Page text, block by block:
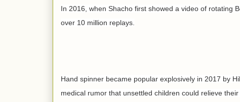
In 2016, when Shacho first showed a video of rotating
over 10 million replays.
Hand spinner became popular explosively in 2017 by
medical rumor that unsettled children could relieve